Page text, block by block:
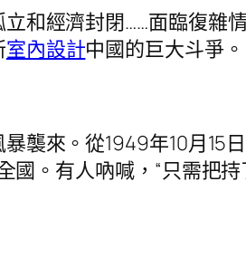
經濟封閉……面臨復雜
室內設計中國的巨大斗爭。
來。從1949年10月15
。有人吶喊，“只需把